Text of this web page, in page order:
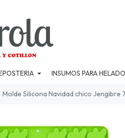
INSUMOS PARA
Molde Silicona Navidad chico Jengibre